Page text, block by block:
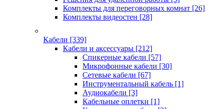
Комплекты для переговорных комнат [26]
Комплекты видеостен [28]
Кабели [339]
Кабели и аксессуары [212]
Спикерные кабели [57]
Микрофонные кабели [30]
Сетевые кабели [67]
Инструментальный кабель [1]
Аудиокабели [3]
Кабельные оплетки [1]